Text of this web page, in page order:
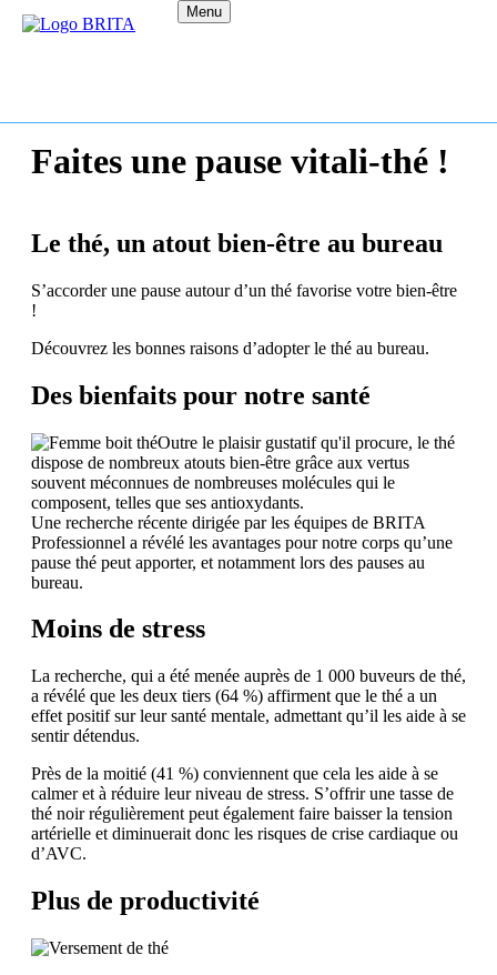
Menu
Faites une pause vitali-thé !
Le thé, un atout bien-être au bureau
S’accorder une pause autour d’un thé favorise votre bien-être
!
Découvrez les bonnes raisons d’adopter le thé au bureau.
Des bienfaits pour notre santé
Outre le plaisir gustatif qu'il procure, le thé
dispose de nombreux atouts bien-être grâce aux vertus
souvent méconnues de nombreuses molécules qui le
composent, telles que ses antioxydants.
Une recherche récente dirigée par les équipes de BRITA
Professionnel a révélé les avantages pour notre corps qu’une
pause thé peut apporter, et notamment lors des pauses au
bureau.
Moins de stress
La recherche, qui a été menée auprès de 1 000 buveurs de thé,
a révélé que les deux tiers (64 %) affirment que le thé a un
effet positif sur leur santé mentale, admettant qu’il les aide à se
sentir détendus.
Près de la moitié (41 %) conviennent que cela les aide à se
calmer et à réduire leur niveau de stress. S’offrir une tasse de
thé noir régulièrement peut également faire baisser la tension
artérielle et diminuerait donc les risques de crise cardiaque ou
d’AVC.
Plus de productivité